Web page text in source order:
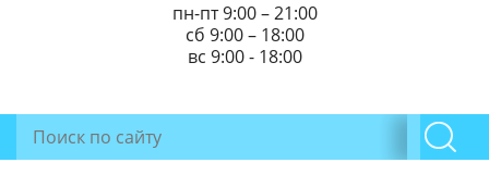
пн-пт 9:00 – 21:00
сб 9:00 – 18:00
вс 9:00 - 18:00